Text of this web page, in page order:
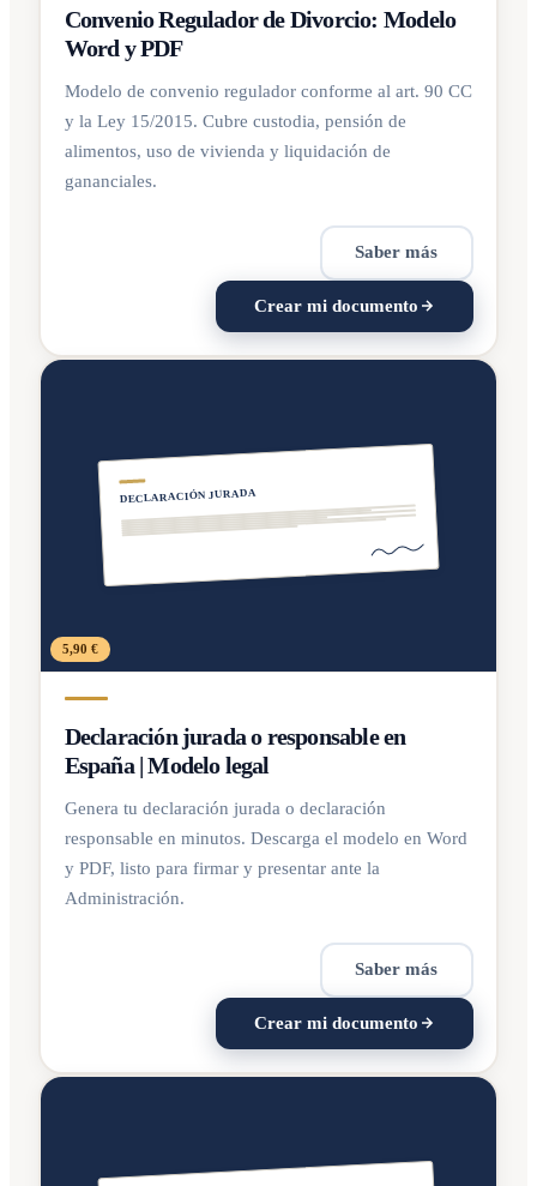
Convenio Regulador de Divorcio: Modelo
Word y PDF
Modelo de convenio regulador conforme al art. 90 CC
y la Ley 15/2015. Cubre custodia, pensión de
alimentos, uso de vivienda y liquidación de
gananciales.
Saber más
Crear mi documento
DECLARACIÓN JURADA
5,90 €
Declaración jurada o responsable en
España | Modelo legal
Genera tu declaración jurada o declaración
responsable en minutos. Descarga el modelo en Word
y PDF, listo para firmar y presentar ante la
Administración.
Saber más
Crear mi documento